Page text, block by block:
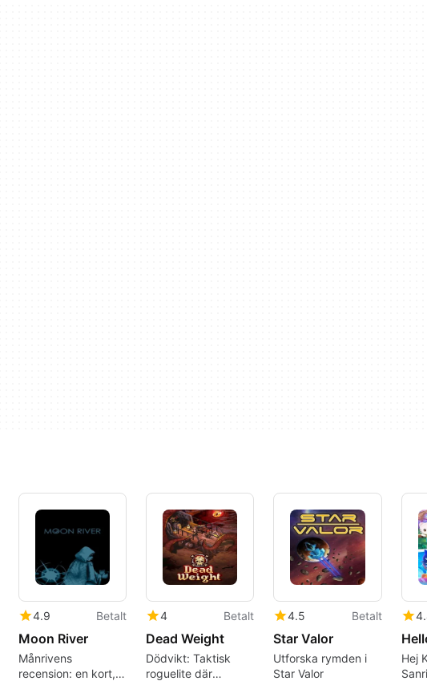
4.9 Betalt
Moon River
Månrivens
recension: en kort,
4 Betalt
Dead Weight
Dödvikt: Taktisk
roguelite där
4.5 Betalt
Star Valor
Utforska rymden i
Star Valor
Hej